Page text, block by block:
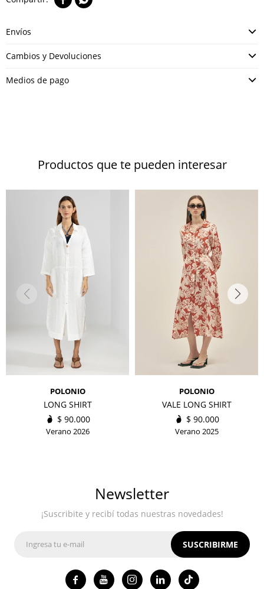
Envíos
Cambios y Devoluciones
Medios de pago
Productos que te pueden interesar
POLONIO
LONG SHIRT
$ 90.000
Verano 2026
POLONIO
VALE LONG SHIRT
$ 90.000
Verano 2025
Newsletter
¡Suscribite y recibí todas nuestras novedades!
SUSCRIBIRME
   